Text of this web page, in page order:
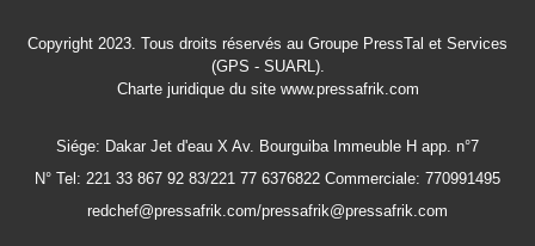
Copyright 2023. Tous droits réservés au Groupe PressTal et Services
(GPS - SUARL).
Charte juridiquedu site www.pressafrik.com
Siége: Dakar Jet d'eau X Av. Bourguiba Immeuble H app. n°7
N° Tel: 221 33 867 92 83/221 77 6376822 Commerciale: 770991495
redchef@pressafrik.com/pressafrik@pressafrik.com